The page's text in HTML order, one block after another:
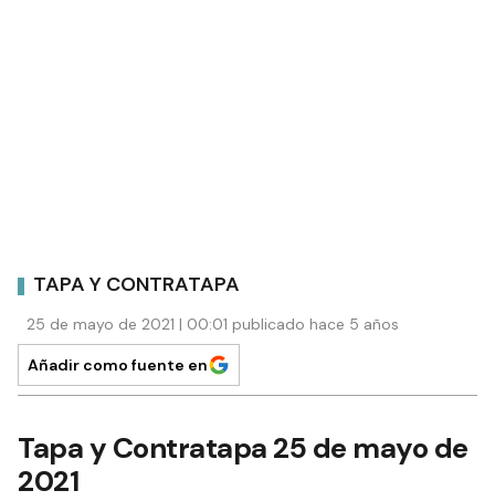
TAPA Y CONTRATAPA
25 de mayo de 2021 | 00:01 publicado hace 5 años
Añadir como fuente en
Tapa y Contratapa 25 de mayo de
2021